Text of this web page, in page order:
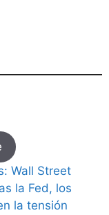
Wall Street
la Fed, los
la tensión